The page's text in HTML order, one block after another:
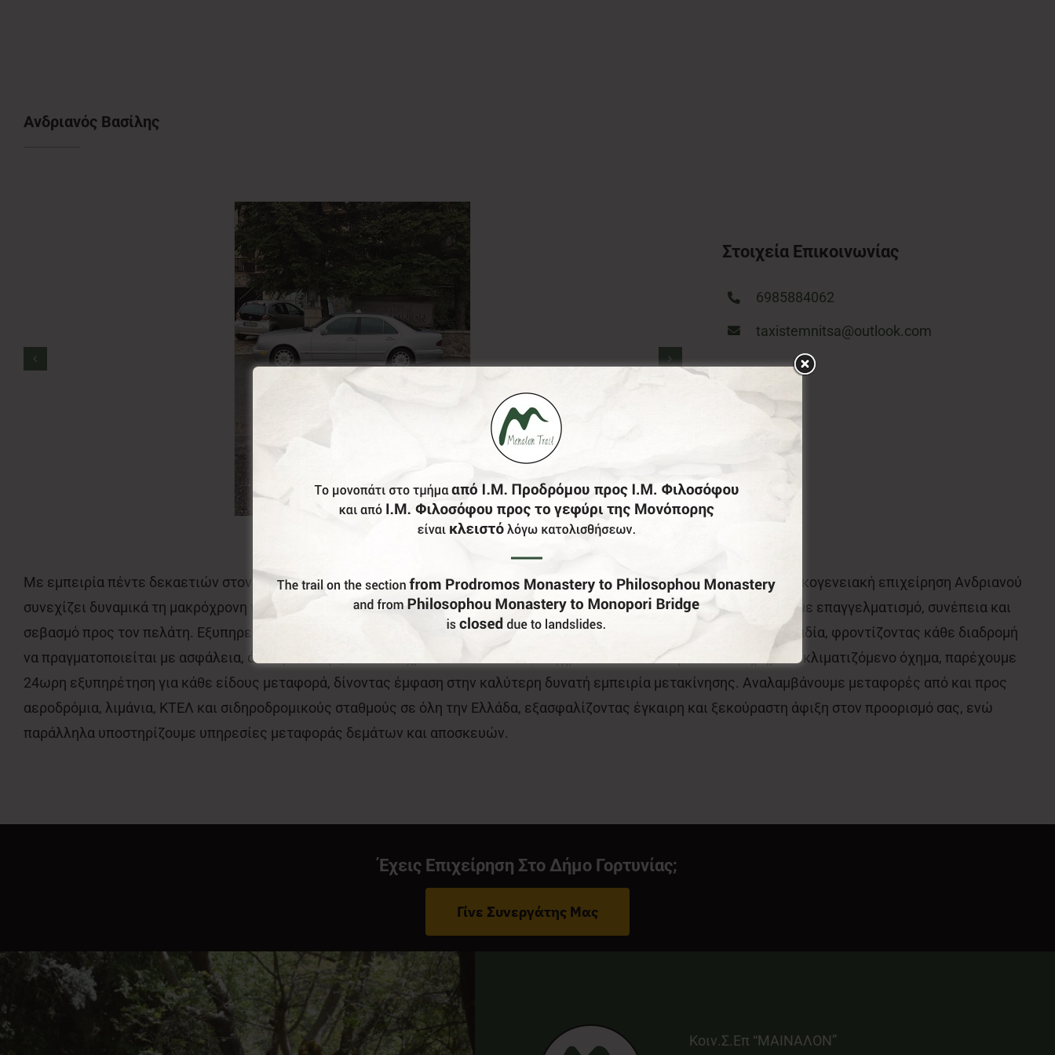
Ανδριανός Βασίλης
Στοιχεία Επικοινωνίας
6985884062
taxistemnitsa@outlook.com
Με εμπειρία πέντε δεκαετιών στον χώρο των μεταφορών και τη φροντίδα ενός αξιόπιστου οδηγού δεύτερης γενιάς, η οικογενειακή επιχείρηση Ανδριανού
συνεχίζει δυναμικά τη μακρόχρονη παράδοση στο επάγγελμα του ταξί, προσφέροντας ποιοτικές υπηρεσίες μετακίνησης με επαγγελματισμό, συνέπεια και
σεβασμό προς τον πελάτη. Εξυπηρετούμε καθημερινά κατοίκους και επισκέπτες στη Στεμνίτσα και σε ολόκληρη την Αρκαδία, φροντίζοντας κάθε διαδρομή
να πραγματοποιείται με ασφάλεια, άνεση και ακρίβεια στον χρόνο. Διαθέτοντας σύγχρονο, άνετο και άριστα συντηρημένο κλιματιζόμενο όχημα, παρέχουμε
24ωρη εξυπηρέτηση για κάθε είδους μεταφορά, δίνοντας έμφαση στην καλύτερη δυνατή εμπειρία μετακίνησης. Αναλαμβάνουμε μεταφορές από και προς
αεροδρόμια, λιμάνια, ΚΤΕΛ και σιδηροδρομικούς σταθμούς σε όλη την Ελλάδα, εξασφαλίζοντας έγκαιρη και ξεκούραστη άφιξη στον προορισμό σας, ενώ
παράλληλα υποστηρίζουμε υπηρεσίες μεταφοράς δεμάτων και αποσκευών.
Έχεις Επιχείρηση Στο Δήμο Γορτυνίας;
Γίνε Συνεργάτης Μας
Κοιν.Σ.Επ “ΜΑΙΝΑΛΟΝ”